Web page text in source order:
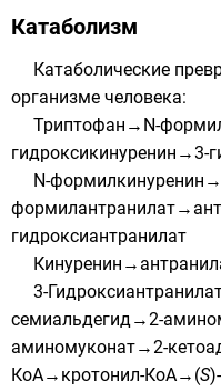
Катаболизм
Катаболические
организме человека:
Триптофан→N-
гидроксикинуренин→3-
N-
гидроксиантранилат
3-
семиальдегид→2-
аминомуконат→2-
КоА→кротонил-КоА→(S